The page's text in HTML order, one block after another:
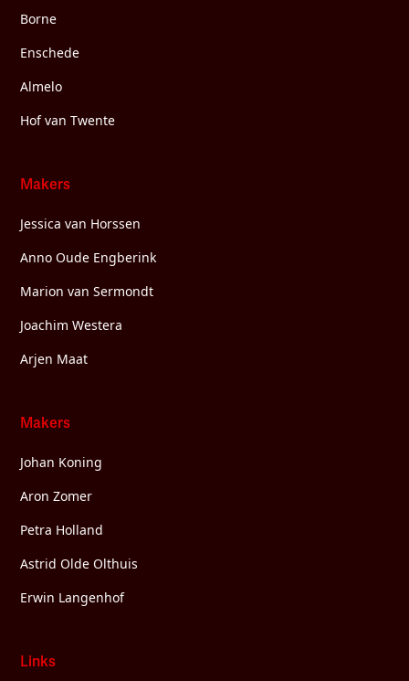
Borne
Enschede
Almelo
Hof van Twente
Makers
Jessica van Horssen
Anno Oude Engberink
Marion van Sermondt
Joachim Westera
Arjen Maat
Makers
Johan Koning
Aron Zomer
Petra Holland
Astrid Olde Olthuis
Erwin Langenhof
Links